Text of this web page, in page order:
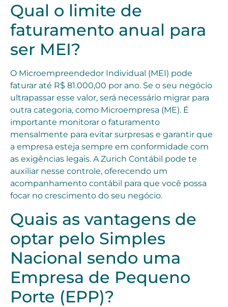
Qual o limite de
faturamento anual para
ser MEI?
O Microempreendedor Individual (MEI) pode
faturar até R$ 81.000,00 por ano. Se o seu negócio
ultrapassar esse valor, será necessário migrar para
outra categoria, como Microempresa (ME). É
importante monitorar o faturamento
mensalmente para evitar surpresas e garantir que
a empresa esteja sempre em conformidade com
as exigências legais. A Zurich Contábil pode te
auxiliar nesse controle, oferecendo um
acompanhamento contábil para que você possa
focar no crescimento do seu negócio.
Quais as vantagens de
optar pelo Simples
Nacional sendo uma
Empresa de Pequeno
Porte (EPP)?